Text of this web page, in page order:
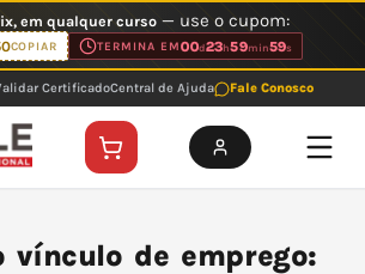
em qualquer curso— use o cupom:
COPIAR TERMINA EM00d23h59min59s
CertificadoCentral de Ajuda Fale Conosco
vínculo de emprego: